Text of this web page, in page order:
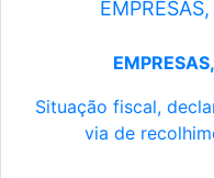
Situação fiscal,
via de